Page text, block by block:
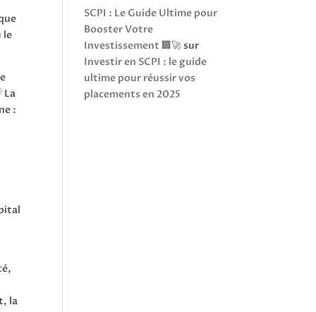
le
La
:
la
SCPI : Le Guide Ultime pour
Booster Votre
Investissement 🏢🚀sur
Investir en SCPI : le guide
ultime pour réussir vos
placements en 2025